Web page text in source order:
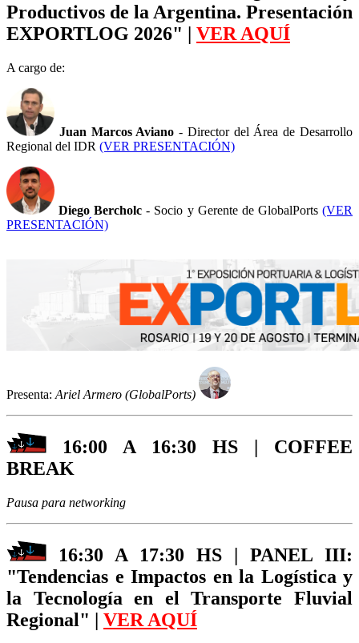
Productivos de la Argentina. Presentación
EXPORTLOG 2026" | VER AQUÍ
A cargo de:
Juan Marcos Aviano- Director del Área de Desarrollo
Regional del IDR (VER PRESENTACIÓN)
Diego Bercholc - Socio y Gerente de GlobalPorts(VER
PRESENTACIÓN)
Presenta: Ariel Armero (GlobalPorts)
16:00 A 16:30 HS | COFFEE
BREAK
Pausa para networking
16:30 A 17:30 HS | PANEL III:
"Tendencias e Impactos en la Logística y
la Tecnología en el Transporte Fluvial
Regional" | VER AQUÍ